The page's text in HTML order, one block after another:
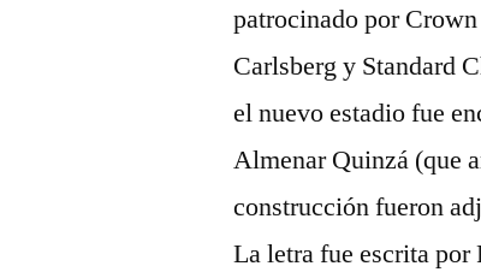
patrocinado por
Carlsberg y Standard
el nuevo estadio fue
Almenar Quinzá (que
construcción fueron
La letra fue escrita por